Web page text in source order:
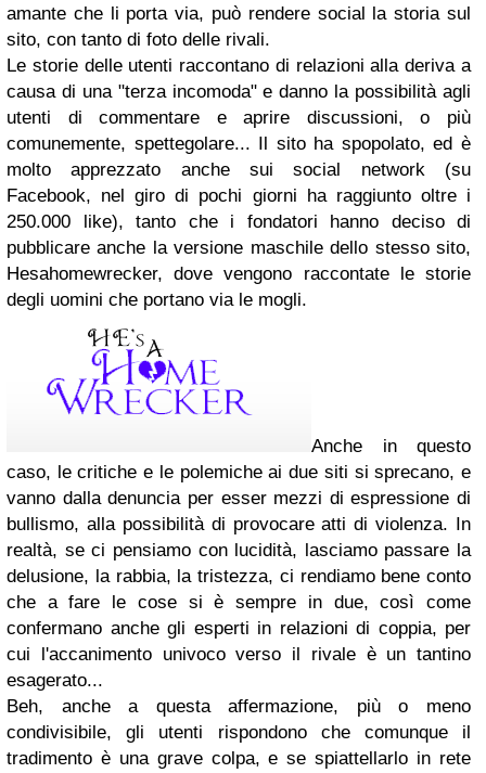
amante che li porta via, può rendere social la storia sul
sito, con tanto di foto delle rivali.
Le storie delle utenti raccontano di relazioni alla deriva a
causa di una "terza incomoda" e danno la possibilità agli
utenti di commentare e aprire discussioni, o più
comunemente, spettegolare... Il sito ha spopolato, ed è
molto apprezzato anche sui social network (su
Facebook, nel giro di pochi giorni ha raggiunto oltre i
250.000 like), tanto che i fondatori hanno deciso di
pubblicare anche la versione maschile dello stesso sito,
Hesahomewrecker, dove vengono raccontate le storie
degli uomini che portano via le mogli.
Anche in questo
caso, le critiche e le polemiche ai due siti si sprecano, e
vanno dalla denuncia per esser mezzi di espressione di
bullismo, alla possibilità di provocare atti di violenza. In
realtà, se ci pensiamo con lucidità, lasciamo passare la
delusione, la rabbia, la tristezza, ci rendiamo bene conto
che a fare le cose si è sempre in due, così come
confermano anche gli esperti in relazioni di coppia, per
cui l'accanimento univoco verso il rivale è un tantino
esagerato...
Beh, anche a questa affermazione, più o meno
condivisibile, gli utenti rispondono che comunque il
tradimento è una grave colpa, e se spiattellarlo in rete